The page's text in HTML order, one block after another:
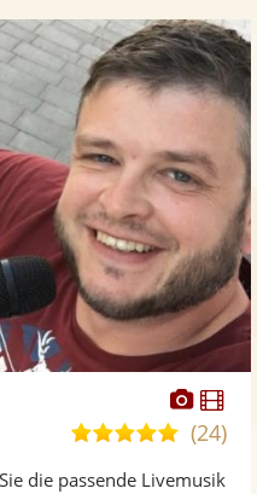
Fotos
4,8(24)
die passende Livemusik